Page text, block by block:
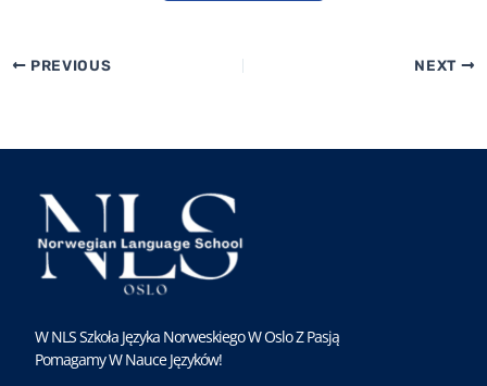
PREVIOUS NEXT
W NLS Szkoła Języka Norweskiego W Oslo Z Pasją
Pomagamy W Nauce Języków!